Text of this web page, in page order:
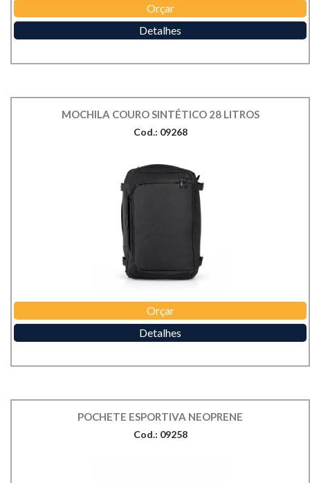
Orçar
Detalhes
MOCHILA COURO SINTÉTICO 28 LITROS
Cod.: 09268
Orçar
Detalhes
POCHETE ESPORTIVA NEOPRENE
Cod.: 09258